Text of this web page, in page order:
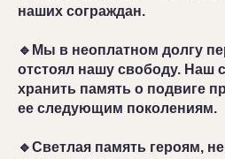
наших сограждан.
🔹Мы в неоплатном долгу
отстоял нашу свободу.
хранить память о подвиге
ее следующим поколениям.
🔹Светлая память героям,